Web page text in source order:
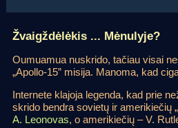
Žvaigždėlėkis ... Mėnulyje?
Oumuamua nuskrido, tačiau visai
„Apollo-15” misija. Manoma, kad
Internete klajoja legenda, kad prie
skrido bendra sovietų ir amerikiečių
A. Leonovas, o amerikiečių – V.